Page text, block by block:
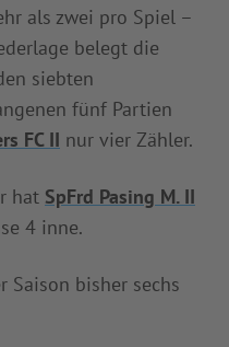
als zwei pro Spiel –
belegt die
siebten
fünf Partien
FC II nur vier Zähler.
hat SpFrd Pasing M. II
4 inne.
Saison bisher sechs